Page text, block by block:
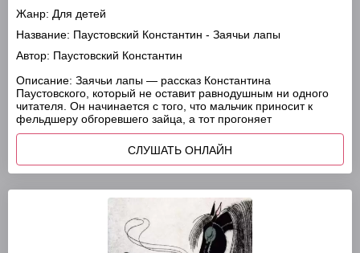
Жанр: Для детей
Название: Паустовский Константин - Заячьи лапы
Автор: Паустовский Константин
Описание: Заячьи лапы — рассказ Константина
Паустовского, который не оставит равнодушным ни одного
читателя. Он начинается с того, что мальчик приносит к
фельдшеру обгоревшего зайца, а тот прогоняет
СЛУШАТЬ ОНЛАЙН